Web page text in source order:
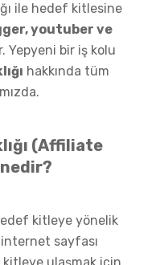
ile hedef kitlesine
youtuber ve
Yepyeni bir iş kolu
hakkında tüm
(Affiliate
kitleye yönelik
sayfası